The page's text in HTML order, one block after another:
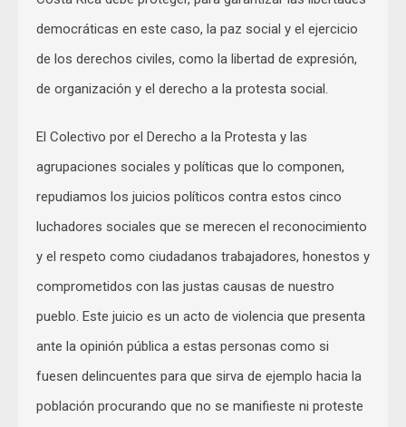
democráticas en este caso, la paz social y el ejercicio
de los derechos civiles, como la libertad de expresión,
de organización y el derecho a la protesta social.
El Colectivo por el Derecho a la Protesta y las
agrupaciones sociales y políticas que lo componen,
repudiamos los juicios políticos contra estos cinco
luchadores sociales que se merecen el reconocimiento
y el respeto como ciudadanos trabajadores, honestos y
comprometidos con las justas causas de nuestro
pueblo. Este juicio es un acto de violencia que presenta
ante la opinión pública a estas personas como si
fuesen delincuentes para que sirva de ejemplo hacia la
población procurando que no se manifieste ni proteste